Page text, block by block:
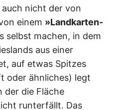
nicht der von
einem »Landkarten-
selbst machen, in dem
aus einer
auf etwas Spitzes
oder ähnliches) legt
der die Fläche
runterfällt. Das